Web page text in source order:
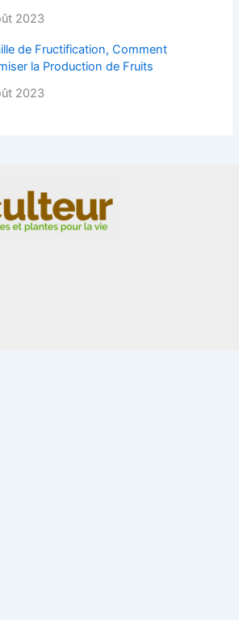
2023
de Fructification, Comment
la Production de Fruits
2023